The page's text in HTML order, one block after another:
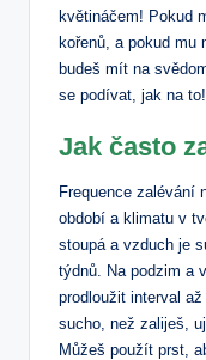
květináčem! Pokud
kořenů, a pokud mu
budeš mít na
se podívat, jak na to!
Jak často
Frequence zalévání
období a klimatu v
stoupá a vzduch je
týdnů. Na podzim a
prodloužit interval
sucho, než zaliješ,
Můžeš použít prst,